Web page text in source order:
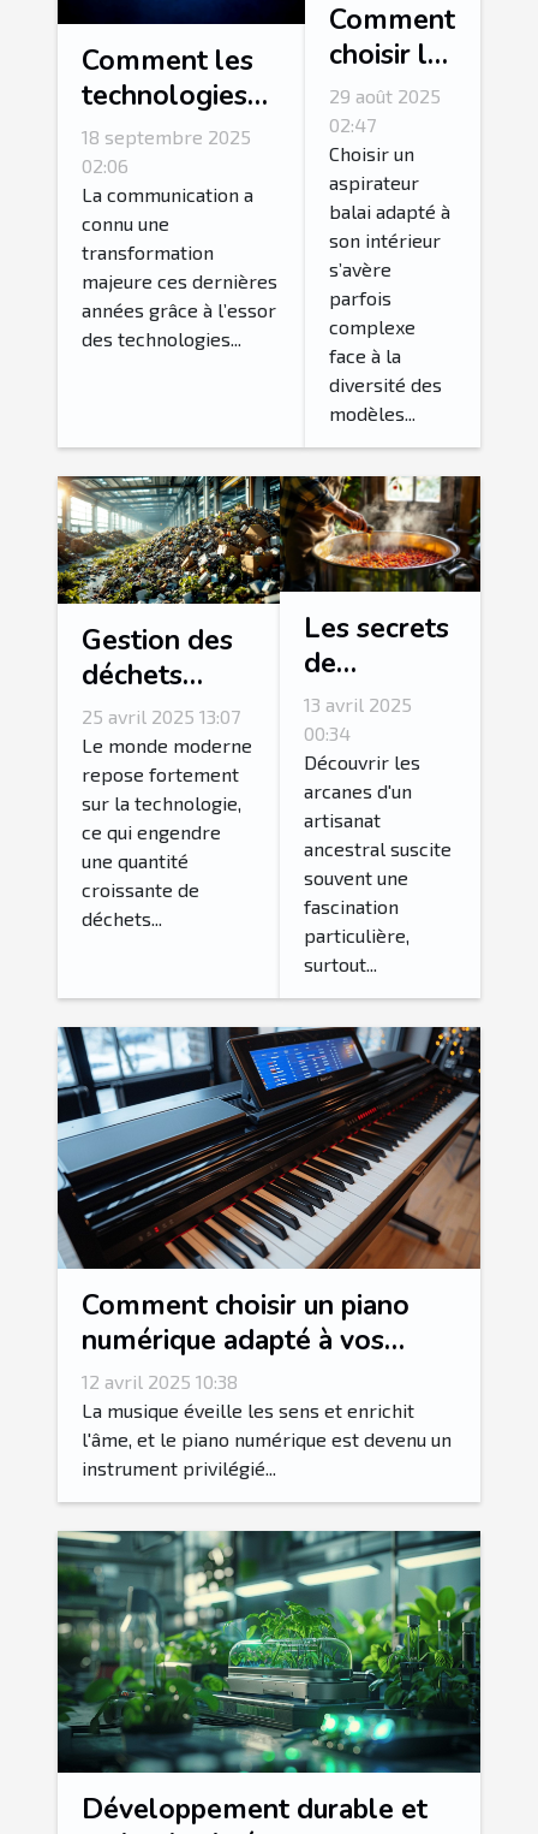
Comment les
technologies
de dialogue
automatisé
révolutionnent-
elles la
communication
?
18 septembre 2025
02:06
La communication a
connu une
transformation
majeure ces dernières
années grâce à l’essor
des technologies...
Comment
choisir le
meilleur
aspirateur
balai pour
votre
maison ?
29 août 2025
02:47
Choisir un
aspirateur
balai adapté à
son intérieur
s’avère
parfois
complexe
face à la
diversité des
modèles...
Gestion des
déchets
électroniques
solutions
innovantes
pour un futur
durable
25 avril 2025 13:07
Le monde moderne
repose fortement
sur la technologie,
ce qui engendre
une quantité
croissante de
déchets...
Les secrets
de
fabrication
du vin de
prune
japonais et
ses
bienfaits
13 avril 2025
00:34
Découvrir les
arcanes d'un
artisanat
ancestral suscite
souvent une
fascination
particulière,
surtout...
Comment choisir un piano
numérique adapté à vos
besoins ?
12 avril 2025 10:38
La musique éveille les sens et enrichit
l'âme, et le piano numérique est devenu un
instrument privilégié...
Développement durable et